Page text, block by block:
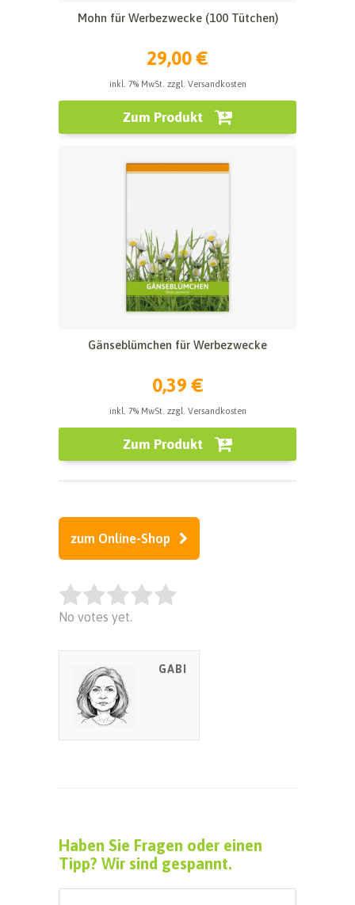
Mohn für Werbezwecke (100 Tütchen)
29,00 €
inkl. 7% MwSt. zzgl. Versandkosten
Zum Produkt
Gänseblümchen für Werbezwecke
0,39 €
inkl. 7% MwSt. zzgl. Versandkosten
Zum Produkt
zum Online-Shop
Rate this item:
SUBMIT RATING
No votes yet.
GABI
Haben Sie Fragen oder einen
Tipp? Wir sind gespannt.